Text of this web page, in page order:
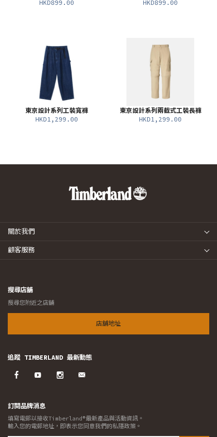
HKD899.00
HKD899.00
東京設計系列工裝寬褲
HKD1,299.00
東京設計系列兩截式工裝長褲
HKD1,299.00
關於我們
顧客服務
搜尋店舖
搜尋您附近之店舖
店舖地址
追蹤 TIMBERLAND 最新動態
訂閱品牌消息
填寫電郵以接收Timberland®最新產品與活動資訊。
輸入您的電郵地址，即表示您同意我們的私隱政策。